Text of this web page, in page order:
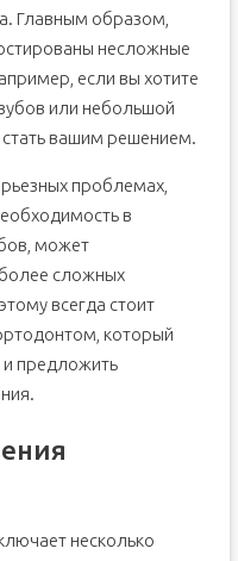
Главным образом,
несложные
если вы хотите
или небольшой
стать вашим решением.
проблемах,
в
может
сложных
всегда стоит
который
и предложить
несколько